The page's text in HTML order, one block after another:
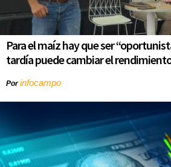
Para el maíz hay que ser
tardía puede cambiar el
Porinfocampo